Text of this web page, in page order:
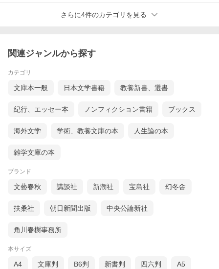
さらに4件のカテゴリを見る
関連ジャンルから探す
カテゴリ
文庫本一般 日本文学書籍 教養新書、選書
紀行、エッセー本 ノンフィクション書籍 ブックス
海外文学 学術、教養文庫の本 人生論の本
雑学文庫の本
ブランド
文藝春秋 講談社 新潮社 宝島社 幻冬舎
扶桑社 朝日新聞出版 中央公論新社
角川春樹事務所
本サイズ
A4 文庫判 B6判 新書判 四六判 A5